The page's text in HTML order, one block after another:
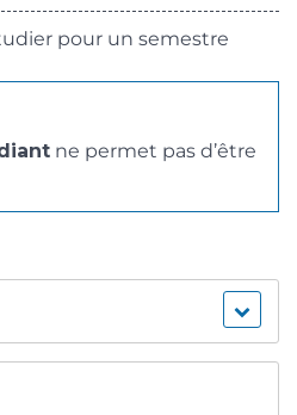
pour un semestre
ne permet pas d’être